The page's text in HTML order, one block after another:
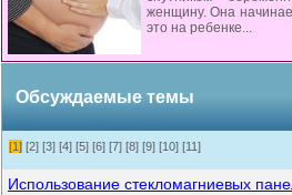
женщину. Она
это на ребенке...
Обсуждаемые темы
[1] [2] [3] [4] [5] [6] [7] [8] [9] [10] [11]
Использование стекломагниевых